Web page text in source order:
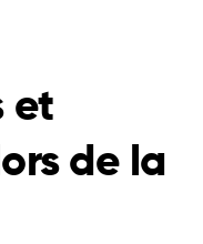
et
de la